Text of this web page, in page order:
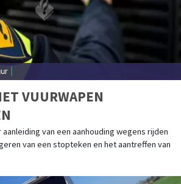
VUURWAPEN
aanleiding van een aanhouding wegens rijden
van een stopteken en het aantreffen van